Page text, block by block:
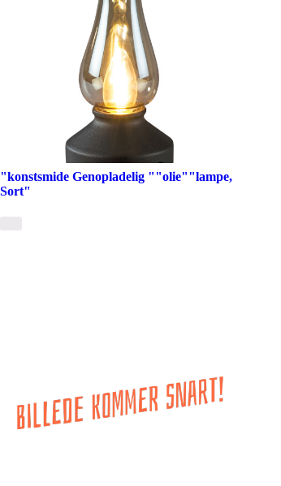
"konstsmide Genopladelig ""olie""lampe,
Sort"